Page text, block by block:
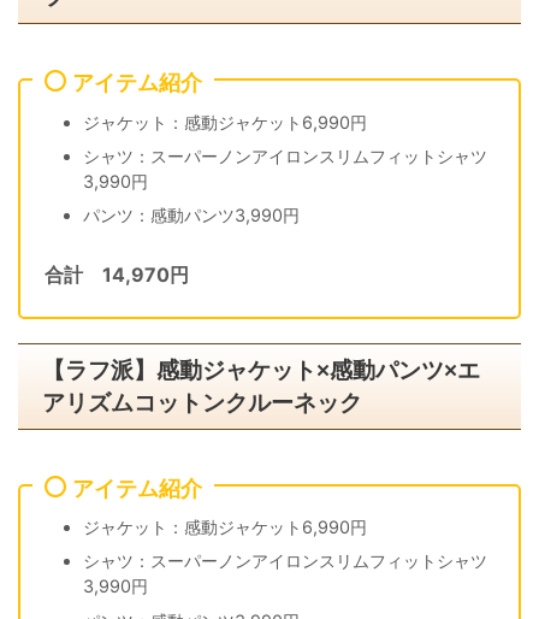
アイテム紹介
ジャケット：感動ジャケット6,990円
シャツ：スーパーノンアイロンスリムフィットシャツ
3,990円
パンツ：感動パンツ3,990円
合計 14,970円
【ラフ派】感動ジャケット×感動パンツ×エ
アリズムコットンクルーネック
アイテム紹介
ジャケット：感動ジャケット6,990円
シャツ：スーパーノンアイロンスリムフィットシャツ
3,990円